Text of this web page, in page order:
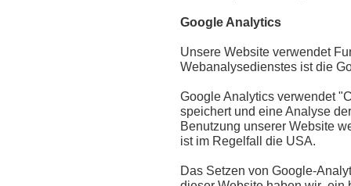
Google Analytics
Unsere Website verwendet
Webanalysedienstes ist die
Google Analytics verwendet
speichert und eine Analyse
Benutzung unserer Website
ist im Regelfall die USA.
Das Setzen von Google-